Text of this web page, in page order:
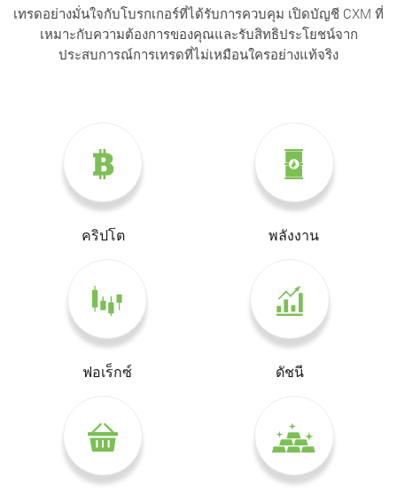
เทรดอย่างมั่นใจกับโบรกเกอร์ที่ได้รับการควบคุม เปิดบัญชี CXM ที่
เหมาะกับความต้องการของคุณและรับสิทธิประโยชน์จาก
ประสบการณ์การเทรดที่ไม่เหมือนใครอย่างแท้จริง
คริปโต พลังงาน
ฟอเร็กซ์ ดัชนี